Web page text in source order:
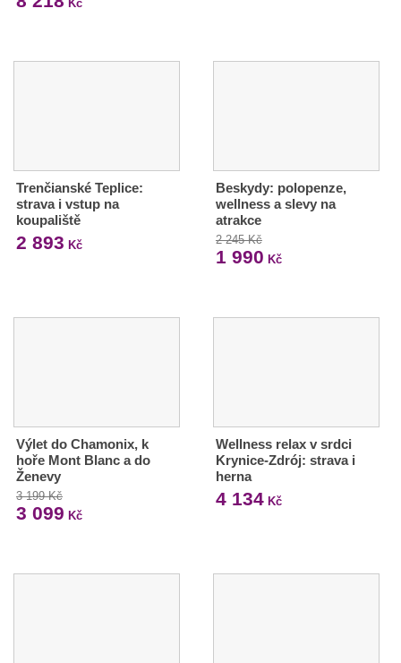
Kč
Trenčianské Teplice:
strava i vstup na
koupaliště
2 893 Kč
Beskydy: polopenze,
wellness a slevy na
atrakce
2 245 Kč
1 990 Kč
Výlet do Chamonix, k
hoře Mont Blanc a do
Ženevy
3 199 Kč
3 099 Kč
Wellness relax v srdci
Krynice-Zdrój: strava i
herna
4 134Kč